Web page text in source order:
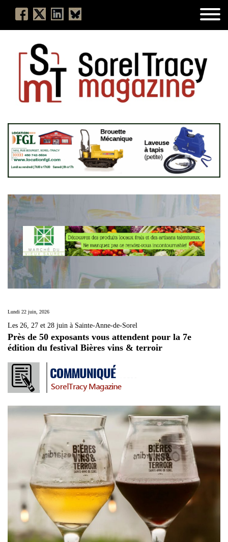
Lundi 22 juin, 2026
Les 26, 27 et 28 juin à Sainte-Anne-de-Sorel
Près de 50 exposants vous attendent pour la 7e
édition du festival Bières vins & terroir